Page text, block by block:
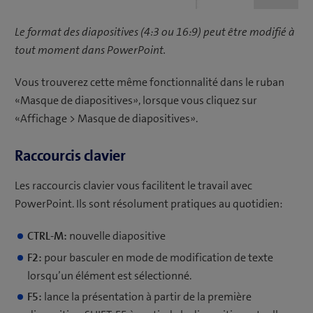
Le format des diapositives (4:3 ou 16:9) peut être modifié à
tout moment dans PowerPoint.
Vous trouverez cette même fonctionnalité dans le ruban
«Masque de diapositives», lorsque vous cliquez sur
«Affichage > Masque de diapositives».
Raccourcis clavier
Les raccourcis clavier vous facilitent le travail avec
PowerPoint. Ils sont résolument pratiques au quotidien:
CTRL-M: nouvelle diapositive
F2: pour basculer en mode de modification de texte
lorsqu’un élément est sélectionné.
F5: lance la présentation à partir de la première